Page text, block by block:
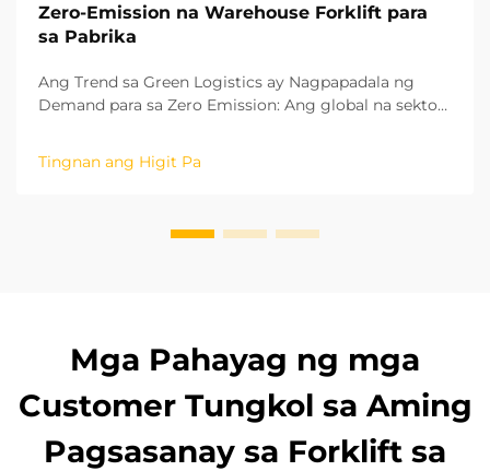
Zero-Emission na Warehouse Forklift para
sa Pabrika
Ang Trend sa Green Logistics ay Nagpapadala ng
Demand para sa Zero Emission: Ang global na sektor
patungo sa isang berdeng modelo ng pag-unlad at
mababang carbon. Ang natitirang mga proseso sa
Tingnan ang Higit Pa
Mga Pahayag ng mga
Customer Tungkol sa Aming
Pagsasanay sa Forklift sa